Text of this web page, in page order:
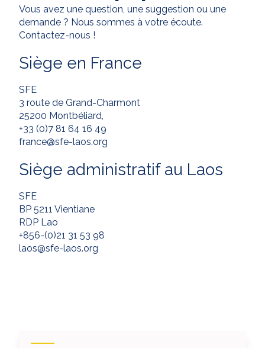
Vous avez une question, une suggestion ou une
demande ? Nous sommes à votre écoute.
Contactez-nous !
Siège en France
SFE
3 route de Grand-Charmont
25200 Montbéliard,
+33 (0)7 81 64 16 49
france@sfe-laos.org
Siège administratif au Laos
SFE
BP 5211 Vientiane
RDP Lao
+856-(0)21 31 53 98
laos@sfe-laos.org